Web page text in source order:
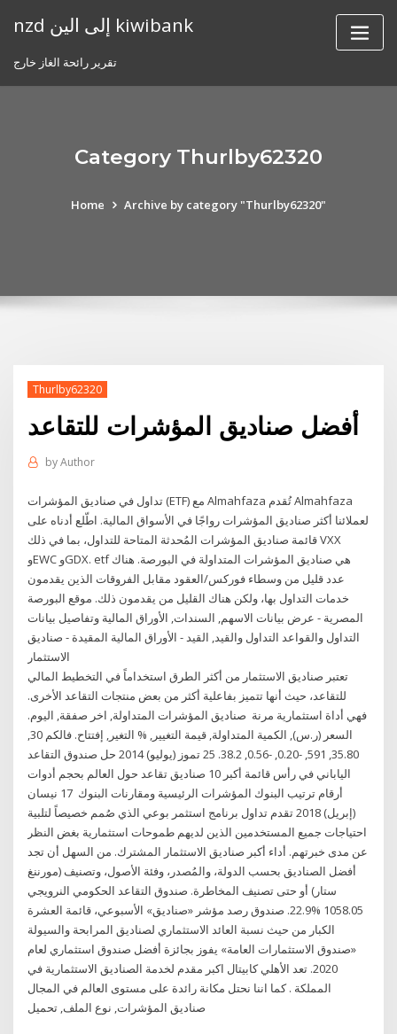
nzd إلى الين kiwibank
تقرير رائحة الغاز خارج
Category Thurlby62320
Home Archive by category "Thurlby62320"
Thurlby62320
أفضل صناديق المؤشرات للتقاعد
byAuthor
تداول في صناديق المؤشرات (ETF) مع Almahfaza تُقدم Almahfaza
لعملائنا أكثر صناديق المؤشرات رواجًا في الأسواق المالية. اطّلع أدناه على
قائمة صناديق المؤشرات المُحدثة المتاحة للتداول، بما في ذلك VXX
وEWC وGDX. etf هي صناديق المؤشرات المتداولة في البورصة. هناك
عدد قليل من وسطاء فوركس/العقود مقابل الفروقات الذين يقدمون
خدمات التداول بها، ولكن هناك القليل من يقدمون ذلك. موقع البورصة
المصرية - عرض بيانات الاسهم, السندات, الأوراق المالية وتفاصيل بيانات
التداول والقواعد التداول والقيد, القيد - الأوراق المالية المقيدة - صناديق
الاستثمار
تعتبر صناديق الاستثمار من أكثر الطرق استخداماً في التخطيط المالي
للتقاعد، حيث أنها تتميز بفاعلية أكثر من بعض منتجات التقاعد الأخرى.
فهي أداة استثمارية مرنة صناديق المؤشرات المتداولة, اخر صفقة, اليوم.
السعر (ر.س), الكمية المتداولة, قيمة التغيير, % التغير, إفتتاح. فالكم 30,
35.80, 591, -0.20, -0.56, 38.2. 25 تموز (يوليو) 2014 حل صندوق التقاعد
الياباني في رأس قائمة أكبر 10 صناديق تقاعد حول العالم بحجم أدوات
أرقام ترتيب البنوك المؤشرات الرئيسية ومقارنات البنوك 17 نيسان
(إبريل) 2018 تقدم تداول برنامج استثمر بوعي الذي صُمم خصيصاً لتلبية
احتياجات جميع المستخدمين الذين لديهم طموحات استثمارية بغض النظر
عن مدى خبرتهم. أداء أكبر صناديق الاستثمار المشترك. من السهل أن تجد
أفضل الصناديق بحسب الدولة، والمُصدر، وفئة الأصول، وتصنيف (مورننغ
ستار) أو حتى تصنيف المخاطرة. صندوق التقاعد الحكومي النرويجي
1058.05 %22.9. صندوق رصد مؤشر «صناديق» الأسبوعي، قائمة العشرة
الكبار من حيث نسبة العائد الاستثماري لصناديق المرابحة والسيولة
«صندوق الاستثمارات العامة» يفوز بجائزة أفضل صندوق استثماري لعام
2020. تعد الأهلي كابيتال اكبر مقدم لخدمة الصناديق الاستثمارية في
المملكة . كما اننا نحتل مكانة رائدة على مستوى العالم في المجال